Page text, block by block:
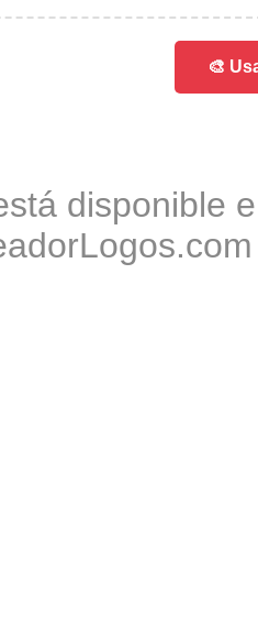
🎨
disponible